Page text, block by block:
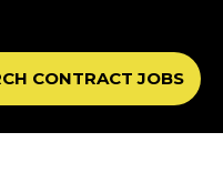
CONTRACT JOBS